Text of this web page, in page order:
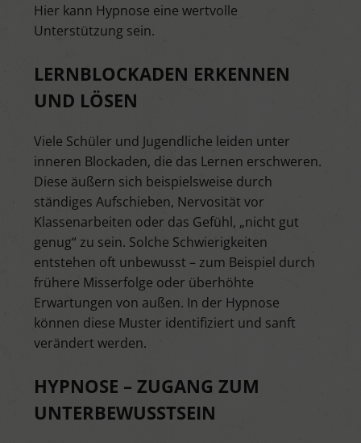
Hier kann Hypnose eine wertvolle
Unterstützung sein.
LERNBLOCKADEN ERKENNEN
UND LÖSEN
Viele Schüler und Jugendliche leiden unter
inneren Blockaden, die das Lernen erschweren.
Diese äußern sich beispielsweise durch
ständiges Aufschieben, Nervosität vor
Klassenarbeiten oder das Gefühl, „nicht gut
genug“ zu sein. Solche Schwierigkeiten
entstehen oft unbewusst – zum Beispiel durch
frühere Misserfolge oder überhöhte
Erwartungen von außen. In der Hypnose
können diese Muster identifiziert und sanft
verändert werden.
HYPNOSE – ZUGANG ZUM
UNTERBEWUSSTSEIN